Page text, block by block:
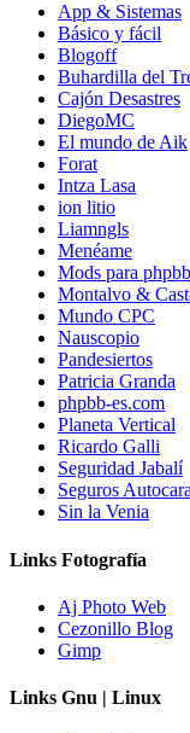
App & Sistemas
Básico y fácil
Blogoff
Buhardilla del
Cajón Desastres
DiegoMC
El mundo de Aik
Forat
Intza Lasa
ion litio
Liamngls
Menéame
Mods para phpbb
Montalvo &
Mundo CPC
Nauscopio
Pandesiertos
Patricia Granda
phpbb-es.com
Planeta Vertical
Ricardo Galli
Seguridad Jabalí
Seguros
Sin la Venia
Links Fotografía
Aj Photo Web
Cezonillo Blog
Gimp
Links Gnu | Linux